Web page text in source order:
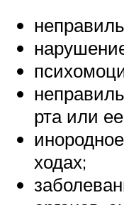
рта или
ходах;